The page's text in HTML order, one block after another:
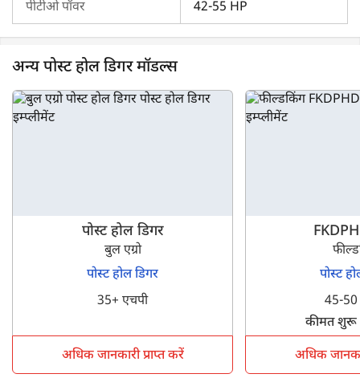
कंपेयर इम्प्लीमेंट
भी विकसित किया है जिसका उपयोग आप इस मॉडल की
तुलना अन्य पोस्ट होल डिगर मॉडल से करने के लिए कर सकते हैं। यह
चुनने में मदद करेगा।
पीटीओ पॉवर 42-55 HP
अन्य पोस्ट होल डिगर मॉडल्स
पोस्ट होल डिगर
बुल एग्रो
पोस्ट होल डिगर
35+ एचपी
अधिक जानकारी प्राप्त करें
पोस्ट
45-50
कीमत शुरू
अधिक